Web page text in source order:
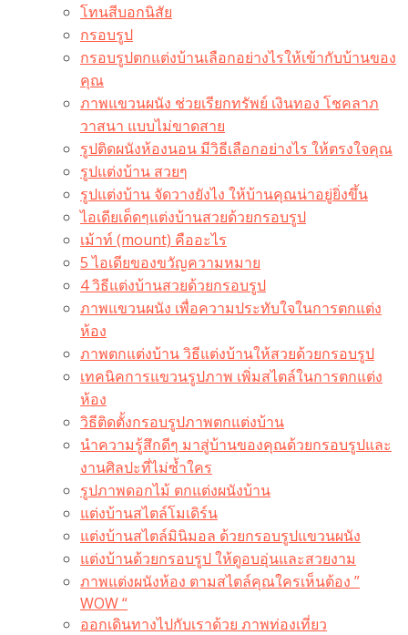
โทนสีบอกนิสัย
กรอบรูป
กรอบรูปตกแต่งบ้านเลือกอย่างไรให้เข้ากับบ้านของ
คุณ
ภาพแขวนผนัง ช่วยเรียกทรัพย์ เงินทอง โชคลาภ
วาสนา แบบไม่ขาดสาย
รูปติดผนังห้องนอน มีวิธีเลือกอย่างไร ให้ตรงใจคุณ
รูปแต่งบ้าน สวยๆ
รูปแต่งบ้าน จัดวางยังไง ให้บ้านคุณน่าอยู่ยิ่งขึ้น
ไอเดียเด็ดๆแต่งบ้านสวยด้วยกรอบรูป
เม้าท์ (mount) คืออะไร​
5 ไอเดียของขวัญความหมาย
4 วิธีแต่งบ้านสวยด้วยกรอบรูป
ภาพแขวนผนัง เพื่อความประทับใจในการตกแต่ง
ห้อง
ภาพตกแต่งบ้าน วิธีแต่งบ้านให้สวยด้วยกรอบรูป
เทคนิคการแขวนรูปภาพ เพิ่มสไตล์ในการตกแต่ง
ห้อง
วิธีติดตั้งกรอบรูปภาพตกแต่งบ้าน
นำความรู้สึกดีๆ มาสู่บ้านของคุณด้วยกรอบรูปและ
งานศิลปะที่ไม่ซ้ำใคร
รูปภาพดอกไม้ ตกแต่งผนังบ้าน
แต่งบ้านสไตล์โมเดิร์น
แต่งบ้านสไตล์มินิมอล ด้วยกรอบรูปแขวนผนัง
แต่งบ้านด้วยกรอบรูป ให้ดูอบอุ่นและสวยงาม
ภาพแต่งผนังห้อง ตามสไตล์คุณใครเห็นต้อง ”
WOW “
ออกเดินทางไปกับเราด้วย ภาพท่องเที่ยว